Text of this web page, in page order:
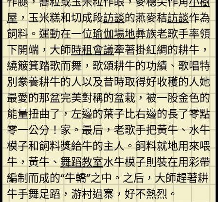
屋，玉米糕和切成段訪談的燕麥秸訪談作為
飼料。運動在一位瑜伽場地彝族老歌手率領
下開端，大師時租會議牽著掛紅綢的耕牛，
繞簸箕踏歌而舞，歌頌耕牛的功績、歌唱特
別豢養耕牛的人以及昔時取得好收穫的人她
最愛的那盆完美對稱的盆栽，被一股金色的
能量扭曲了，左邊的葉子比右邊的長了零點
零一公分！家。最后，老歌手把黃牛、水牛
模子和飼料獎給牛的主人。飼料就地用來喂
牛，黃牛、舞蹈教室水牛模子則裝在用彩帶
編制而成的“牛轎”之中。之后，大師趕著耕
牛手舞足蹈，游村過寨，好不熱烈。